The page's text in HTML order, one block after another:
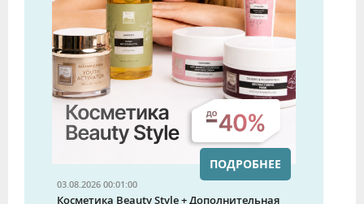
03.08.2026 00:01:00
Косметика Beauty Style + Дополнительная
ПОДРОБНЕЕ